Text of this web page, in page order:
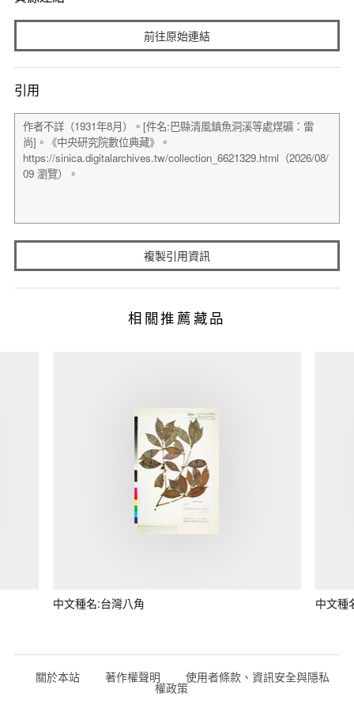
前往原始連結
引用
複製引用資訊
相關推薦藏品
中文種名:台灣八角 中文種
關於本站 著作權聲明 使用者條款、資訊安全與隱私
權政策